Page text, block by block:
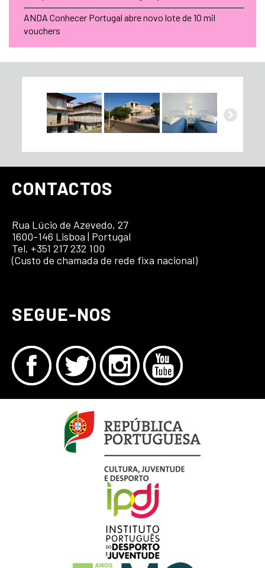
ANDA Conhecer Portugal abre novo lote de 10 mil
vouchers
CONTACTOS
Rua Lúcio de Azevedo, 27
1600-146 Lisboa | Portugal
Tel. +351 217 232 100
(Custo de chamada de rede fixa nacional)
SEGUE-NOS